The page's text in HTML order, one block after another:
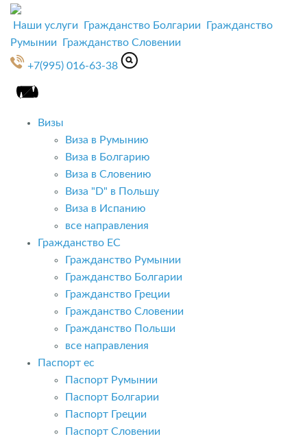
Наши услуги Гражданство Болгарии
Гражданство
Румынии
Гражданство Словении
+7(995) 016-63-38
Визы
Виза в Румынию
Виза в Болгарию
Виза в Словению
Виза "D" в Польшу
Виза в Испанию
все направления
Гражданство ЕС
Гражданство Румынии
Гражданство Болгарии
Гражданство Греции
Гражданство Словении
Гражданство Польши
все направления
Паспорт ес
Паспорт Румынии
Паспорт Болгарии
Паспорт Греции
Паспорт Словении